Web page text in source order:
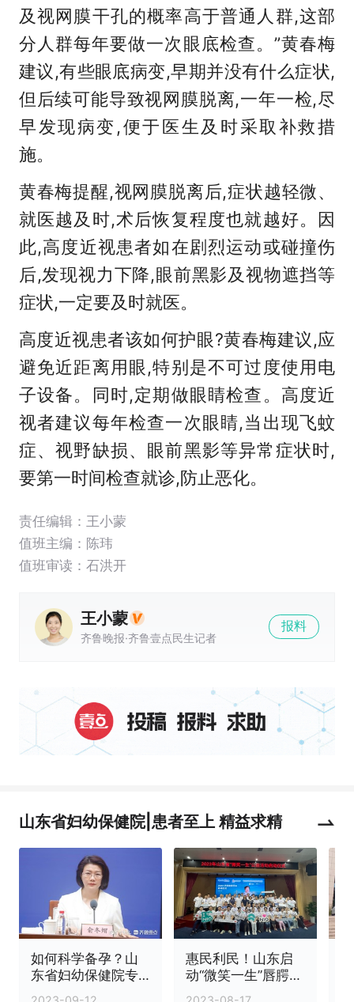
及视网膜干孔的概率高于普通人群,这部
分人群每年要做一次眼底检查。”黄春梅
建议,有些眼底病变,早期并没有什么症状,
但后续可能导致视网膜脱离,一年一检,尽
早发现病变,便于医生及时采取补救措
施。
黄春梅提醒,视网膜脱离后,症状越轻微、
就医越及时,术后恢复程度也就越好。因
此,高度近视患者如在剧烈运动或碰撞伤
后,发现视力下降,眼前黑影及视物遮挡等
症状,一定要及时就医。
高度近视患者该如何护眼?黄春梅建议,应
避免近距离用眼,特别是不可过度使用电
子设备。同时,定期做眼睛检查。高度近
视者建议每年检查一次眼睛,当出现飞蚊
症、视野缺损、眼前黑影等异常症状时,
要第一时间检查就诊,防止恶化。
责任编辑：王小蒙
值班主编： 陈玮
值班审读：石洪开
王小蒙
齐鲁晚报·齐鲁壹点民生记者
报料
山东省妇幼保健院|患者至上 精益求精
如何科学备孕？山
东省妇幼保健院专
家来支招
惠民利民！山东启
动“微笑一生”唇腭裂
患儿公益救助活动